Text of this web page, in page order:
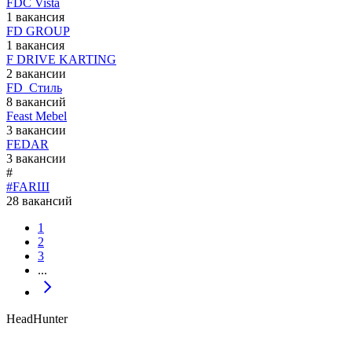
FDC Vista
1 вакансия
FD GROUP
1 вакансия
F DRIVE KARTING
2 вакансии
FD_Стиль
8 вакансий
Feast Mebel
3 вакансии
FEDAR
3 вакансии
#
#FARШ
28 вакансий
1
2
3
...
HeadHunter